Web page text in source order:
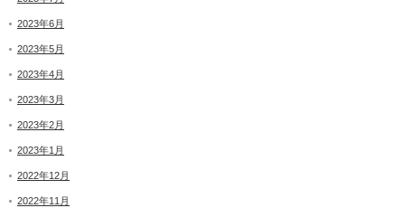
2023年6月
2023年5月
2023年4月
2023年3月
2023年2月
2023年1月
2022年12月
2022年11月